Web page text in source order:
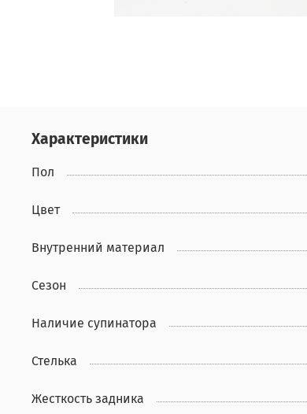
Характеристики
Пол
Цвет
Внутренний материал
Сезон
Наличие супинатора
Стелька
Жесткость задника